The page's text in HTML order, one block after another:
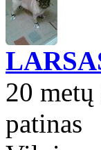
20 metų
patinas